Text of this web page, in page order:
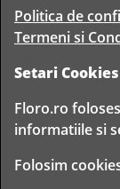
Politica de
Termeni si
Setari Cookies
Floro.ro
informatiile si
Folosim